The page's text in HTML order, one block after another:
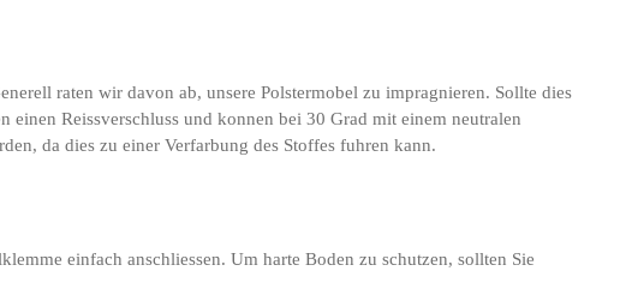
raten wir davon ab, unsere Polstermobel zu impragnieren. Sollte dies
einen Reissverschluss und konnen bei 30 Grad mit einem neutralen
da dies zu einer Verfarbung des Stoffes fuhren kann.
einfach anschliessen. Um harte Boden zu schutzen, sollten Sie